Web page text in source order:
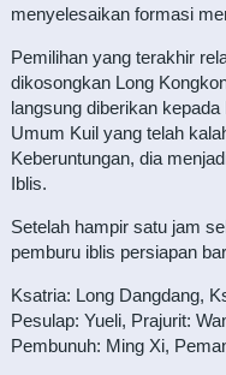
menyelesaikan formasi
Pemilihan yang terakhir
dikosongkan Long
langsung diberikan
Umum Kuil yang telah
Keberuntungan, dia
Iblis.
Setelah hampir satu jam
pemburu iblis persiapan
Ksatria: Long Dangdang,
Pesulap: Yueli, Prajurit:
Pembunuh: Ming Xi,